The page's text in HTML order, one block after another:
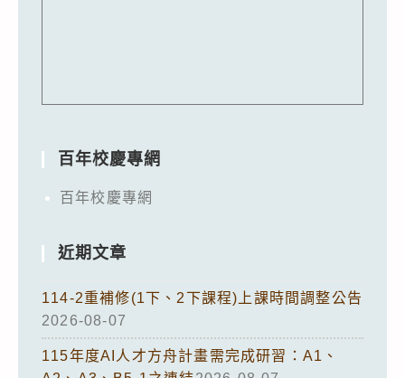
百年校慶專網
百年校慶專網
近期文章
114-2重補修(1下、2下課程)上課時間調整公告
2026-08-07
115年度AI人才方舟計畫需完成研習：A1、